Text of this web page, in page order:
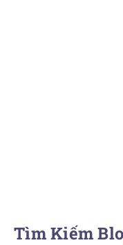
Tìm Kiếm